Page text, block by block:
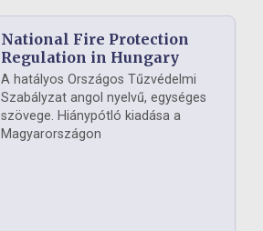
National Fire Protection
Regulation in Hungary
A hatályos Országos Tűzvédelmi
Szabályzat angol nyelvű, egységes
szövege. Hiánypótló kiadása a
Magyarországon